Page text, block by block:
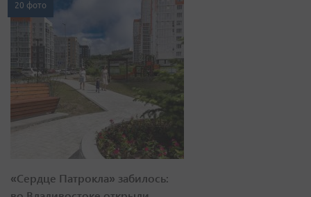
20 фото
«Сердце Патрокла» забилось: